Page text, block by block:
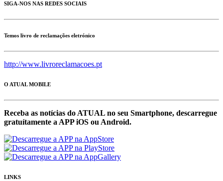
SIGA-NOS NAS REDES SOCIAIS
Temos livro de reclamações eletrónico
http://www.livroreclamacoes.pt
O ATUAL MOBILE
Receba as notícias do ATUAL no seu Smartphone, descarregue
gratuítamente a APP iOS ou Android.
LINKS